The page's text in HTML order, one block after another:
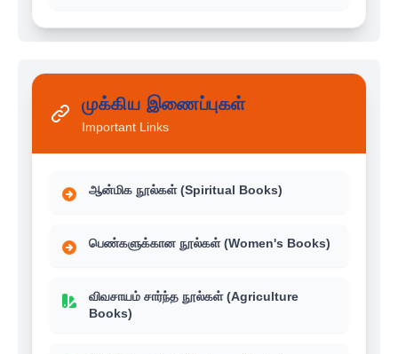
முக்கிய இணைப்புகள்
Important Links
ஆன்மிக நூல்கள் (Spiritual Books)
பெண்களுக்கான நூல்கள் (Women's Books)
விவசாயம் சார்ந்த நூல்கள் (Agriculture
Books)